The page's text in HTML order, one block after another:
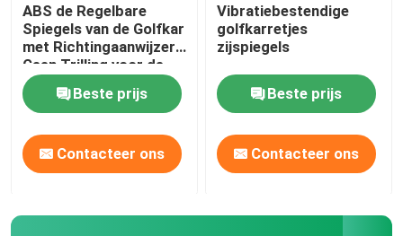
ABS de Regelbare
Spiegels van de Golfkar
met Richtingaanwijzers
Geen Trilling voor de
Clubauto van de
GolfautoBeste prijs
Contacteer ons
Vibratiebestendige
golfkarretjes
zijspiegels
Beste prijs
Contacteer ons